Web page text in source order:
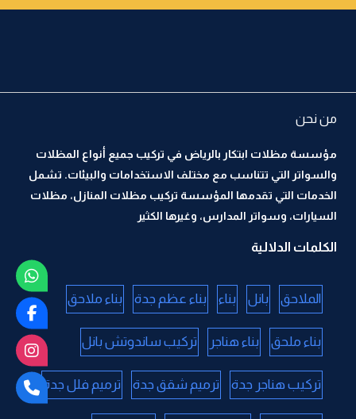
من نحن
مؤسسة مظلات ابتكار بالرياض في تركيب جميع أنواع المظلات
والسواتر التي تتناسب مع مختلف الاستخدامات والبيئات. تشمل
الخدمات التي تقدمها المؤسسة تركيب مظلات المنازل، مظلات
السيارات، وسواتر المدارس، وغيرها الكثير
الكلمات الدلالية
الملاحق بانل بناء بناء عظم جدة بناء ملاحق
بناء ملحق بناء هناجر تركيب ساندوتش بانل
تركيب هناجر جدة ترميم شقق جدة ترميم فلل جدة